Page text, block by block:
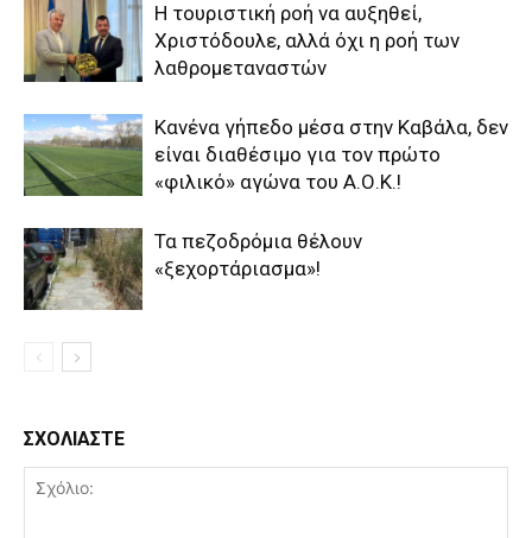
Η τουριστική ροή να αυξηθεί,
Χριστόδουλε, αλλά όχι η ροή των
λαθρομεταναστών
Κανένα γήπεδο μέσα στην Καβάλα, δεν
είναι διαθέσιμο για τον πρώτο
«φιλικό» αγώνα του Α.Ο.Κ.!
Τα πεζοδρόμια θέλουν
«ξεχορτάριασμα»!
ΣΧΟΛΙΑΣΤΕ